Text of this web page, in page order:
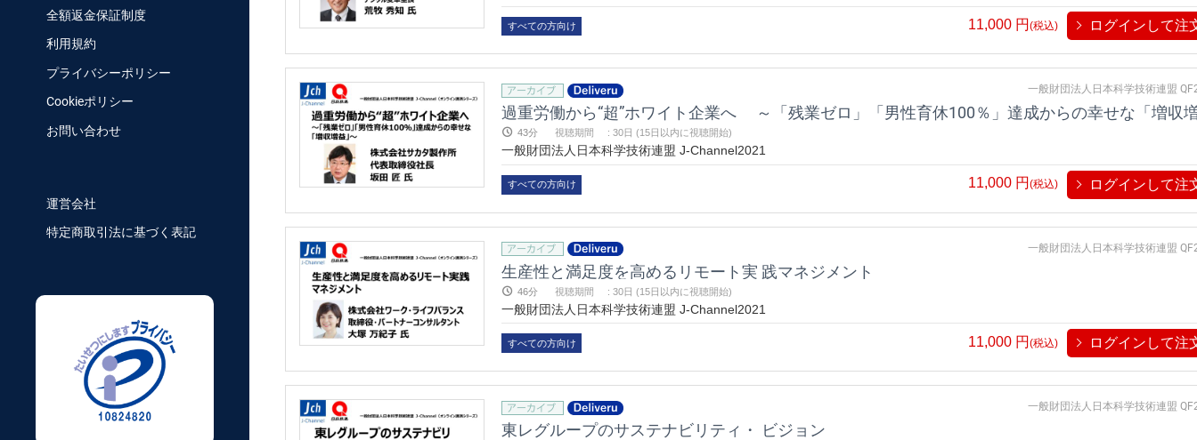
全額返金保証制度
利用規約
プライバシーポリシー
Cookieポリシー
お問い合わせ
運営会社
特定商取引法に基づく表記
すべての方向け 11,000 円(税込) ログインして注
一般財団法人日本科学技術連盟
43分 視聴期間 : 30日 (15日以内に視聴開始)
一般財団法人日本科学技術連盟 J-Channel2021
すべての方向け 11,000 円 (税込) ログインして注
一般財団法人日本科学技術連盟
生産性と満足度を高めるリモート実 践マネジメント
46分 視聴期間 : 30日 (15日以内に視聴開始)
一般財団法人日本科学技術連盟 J-Channel2021
すべての方向け 11,000 円(税込) ログインして注
一般財団法人日本科学技術連盟
東レグループのサステナビリティ・ ビジョン